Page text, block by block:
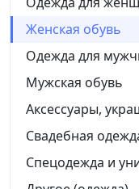
Женская обувь
Одежда для
Мужская обувь
Аксессуары,
Свадебная
Спецодежда и